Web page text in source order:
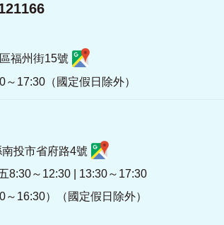
福州街15號
17:30（國定假日除外）
投市省府路4號
8:30～12:30 | 13:30～17:30
～16:30）（國定假日除外）